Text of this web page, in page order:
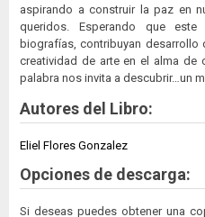
aspirando a construir la paz en
queridos. Esperando que
biografías, contribuyan desarrollo
creatividad de arte en el alma de
palabra nos invita a descubrir…un
Autores del Libro:
Eliel Flores Gonzalez
Opciones de descarga:
Si deseas puedes obtener una